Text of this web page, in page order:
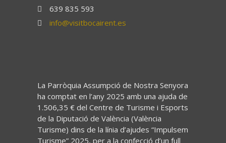
639 835 593
info@visitbocairent.es
La Parròquia Assumpció de Nostra Senyora
ha comptat en l’any 2025 amb una ajuda de
1.506,35 € del Centre de Turisme i Esports
de la Diputació de València (València
Turisme) dins de la línia d’ajudes “Impulsem
Turisme” 2025, per a la confecció d’un full